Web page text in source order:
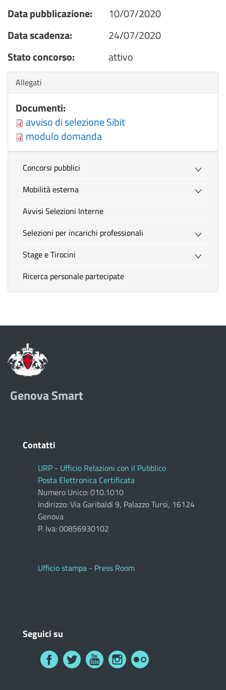
Data pubblicazione:
10/07/2020
Data scadenza:
24/07/2020
Stato concorso:
attivo
Nascondi
Allegati
Documenti:
avviso di selezione Sibit
modulo domanda
Concorsi pubblici
Mobilità esterna
Avvisi Selezioni Interne
Selezioni per incarichi professionali
Stage e Tirocini
Ricerca personale partecipate
Genova Smart
Contatti
URP - Ufficio Relazioni con il Pubblico
Posta Elettronica Certificata
Numero Unico: 010.1010
Indirizzo: Via Garibaldi 9, Palazzo Tursi, 16124
Genova
P. Iva: 00856930102
Ufficio stampa - Press Room
Seguici su